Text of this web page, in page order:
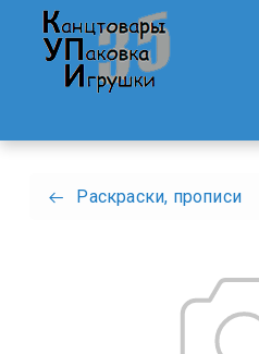
Раскраски, прописи